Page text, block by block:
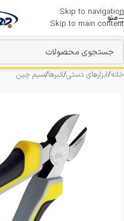
Skip to navigation
Skip to main content
منو
خانه/ابزارهای دستی/انبرها/سیم چین